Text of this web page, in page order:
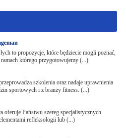
to propozycje, które będziecie mogli poznać,
którego przygotowujemy (...)
szkolenia oraz nadaje uprawnienia
sportowych i z branży fitness. (...)
oferuje Państwu szereg specjalistycznych
refleksologii lub (...)